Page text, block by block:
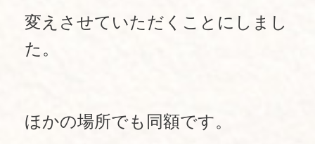
変えさせていただくことにしまし
た。
ほかの場所でも同額です。